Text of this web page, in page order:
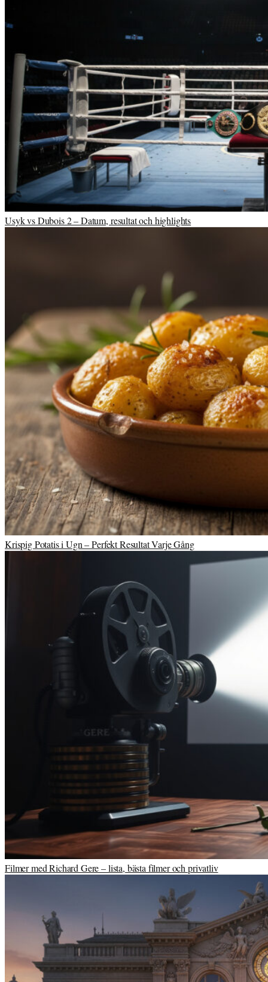
Usyk vs Dubois 2 – Datum, resultat och highlights
Krispig Potatis i Ugn – Perfekt Resultat Varje Gång
Filmer med Richard Gere – lista, bästa filmer och privatliv